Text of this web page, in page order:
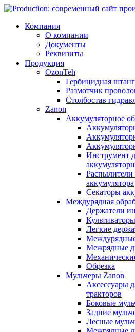
Компания
О компании
Документы
Реквизиты
Продукция
OzonTeh
Гербицидная
Размотчик
Столбостав
Zanon
Аккумуляторное
Инструмент
Распылители
аккумулятора
Секаторы
Междурядная
Держатели
Культиваторы
Легкие
Межрядные
Обрезка
Мульчеры Zanon
Аксессуары
тракторов
Боковые
Задние
Лесные